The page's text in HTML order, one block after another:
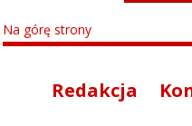
Na górę strony
Redakcja